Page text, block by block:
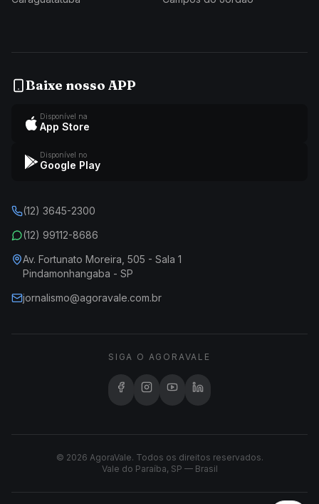
Baixe nosso APP
Disponível na
App Store
Disponível no
Google Play
(12) 3645-2300
(12) 99112-8686
Av. Fortunato Moreira, 505 - Sala 1
Pindamonhangaba - SP
jornalismo@agoravale.com.br
SIGA O AGORAVALE
© 2026 AgoraVale. Todos os direitos reservados.
Vale do Paraíba, SP — Brasil